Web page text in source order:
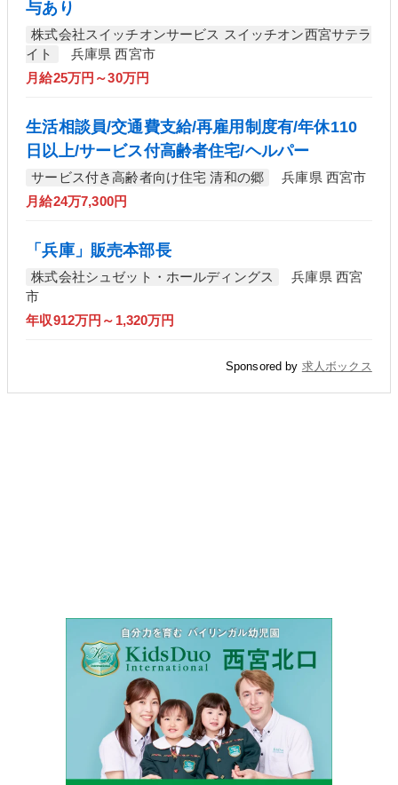
与あり
株式会社スイッチオンサービス スイッチオン西宮サテラ
イト
兵庫県 西宮市
月給25万円～30万円
生活相談員/交通費支給/再雇用制度有/年休110
日以上/サービス付高齢者住宅/ヘルパー
サービス付き高齢者向け住宅 清和の郷
兵庫県 西宮市
月給24万7,300円
「兵庫」販売本部長
株式会社シュゼット・ホールディングス
兵庫県 西宮
市
年収912万円～1,320万円
Sponsored by 求人ボックス